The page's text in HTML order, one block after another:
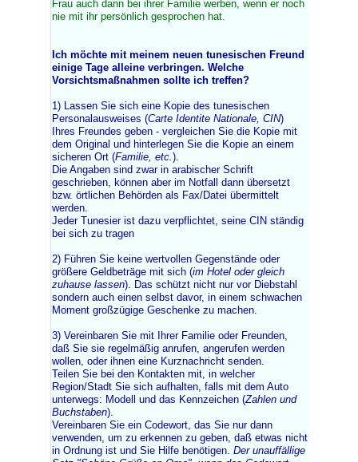
Frau auch dann bei ihrer Familie werben, wenn er noch
nie mit ihr persönlich gesprochen hat.
Ich möchte mit meinem neuen tunesischen Freund
einige Tage alleine verbringen. Welche
Vorsichtsmaßnahmen sollte ich treffen?
1) Lassen Sie sich eine Kopie des tunesischen
Personalausweises (Carte Identite Nationale, CIN)
Ihres Freundes geben - vergleichen Sie die Kopie mit
dem Original und hinterlegen Sie die Kopie an einem
sicheren Ort (Familie, etc. ).
Die Angaben sind zwar in arabischer Schrift
geschrieben, können aber im Notfall dann übersetzt
bzw. örtlichen Behörden als Fax/Datei übermittelt
werden.
Jeder Tunesier ist dazu verpflichtet, seine CIN ständig
bei sich zu tragen
2) Führen Sie keine wertvollen Gegenstände oder
größere Geldbeträge mit sich (im Hotel oder gleich
zuhause lassen). Das schützt nicht nur vor Diebstahl
sondern auch einen selbst davor, in einem schwachen
Moment großzügige Geschenke zu machen.
3) Vereinbaren Sie mit Ihrer Familie oder Freunden,
daß Sie sie regelmäßig anrufen, angerufen werden
wollen, oder ihnen eine Kurznachricht senden.
Teilen Sie bei den Kontakten mit, in welcher
Region/Stadt Sie sich aufhalten, falls mit dem Auto
unterwegs: Modell und das Kennzeichen (Zahlen und
Buchstaben).
Vereinbaren Sie ein Codewort, das Sie nur dann
verwenden, um zu erkennen zu geben, daß etwas nicht
in Ordnung ist und Sie Hilfe benötigen. Der unauffällige